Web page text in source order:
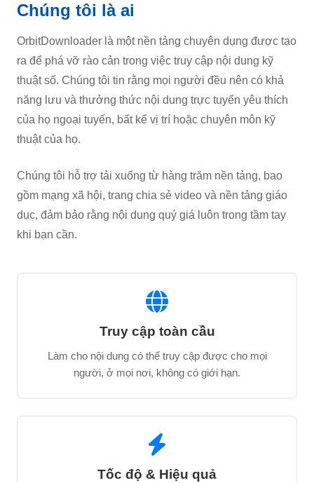
Chúng tôi là ai
OrbitDownloader là một nền tảng chuyên dụng được tạo
ra để phá vỡ rào cản trong việc truy cập nội dung kỹ
thuật số. Chúng tôi tin rằng mọi người đều nên có khả
năng lưu và thưởng thức nội dung trực tuyến yêu thích
của họ ngoại tuyến, bất kể vị trí hoặc chuyên môn kỹ
thuật của họ.
Chúng tôi hỗ trợ tải xuống từ hàng trăm nền tảng, bao
gồm mạng xã hội, trang chia sẻ video và nền tảng giáo
dục, đảm bảo rằng nội dung quý giá luôn trong tầm tay
khi bạn cần.
Truy cập toàn cầu
Làm cho nội dung có thể truy cập được cho mọi
người, ở mọi nơi, không có giới hạn.
Tốc độ & Hiệu quả